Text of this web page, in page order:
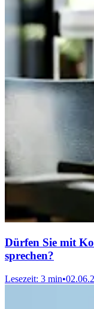
Dürfen Sie mit
sprechen?
Lesezeit: 3 min•